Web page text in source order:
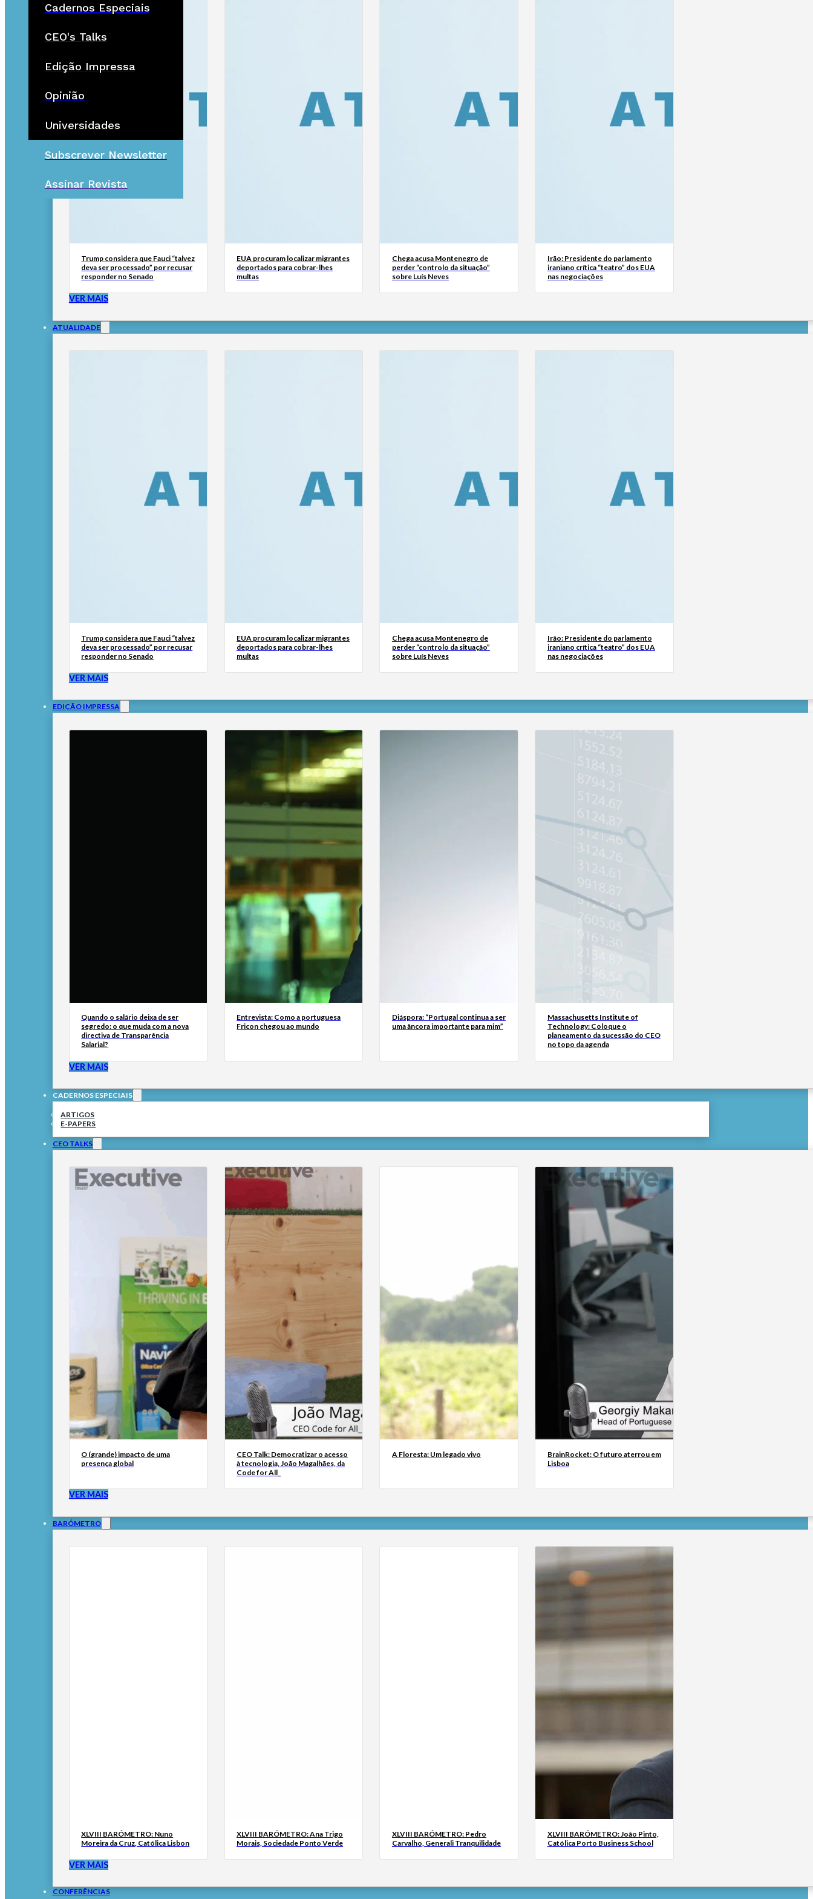
Cadernos Especiais
CEO's Talks
Edição Impressa
Opinião
Universidades
Subscrever Newsletter
Assinar Revista
Trump considera que Fauci “talvez
deva ser processado” por recusar
responder no Senado
EUA procuram localizar migrantes
deportados para cobrar-lhes
multas
Chega acusa Montenegro de
perder “controlo da situação”
sobre Luís Neves
Irão: Presidente do parlamento
iraniano crítica “teatro” dos EUA
nas negociações
VER MAIS
ATUALIDADE
Trump considera que Fauci “talvez
deva ser processado” por recusar
responder no Senado
EUA procuram localizar migrantes
deportados para cobrar-lhes
multas
Chega acusa Montenegro de
perder “controlo da situação”
sobre Luís Neves
Irão: Presidente do parlamento
iraniano crítica “teatro” dos EUA
nas negociações
VER MAIS
EDIÇÃO IMPRESSA
Quando o salário deixa de ser
segredo: o que muda com a nova
directiva de Transparência
Salarial?
Entrevista: Como a portuguesa
Fricon chegou ao mundo
Diáspora: “Portugal continua a ser
uma âncora importante para mim”
Massachusetts Institute of
Technology: Coloque o
planeamento da sucessão do CEO
no topo da agenda
VER MAIS
CADERNOS ESPECIAIS
ARTIGOS
E-PAPERS
CEO TALKS
O (grande) impacto de uma
presença global
CEO Talk: Democratizar o acesso
à tecnologia, João Magalhães, da
Code for All_
A Floresta: Um legado vivo
BrainRocket: O futuro aterrou em
Lisboa
VER MAIS
BARÓMETRO
XLVIII BARÓMETRO: Nuno
Moreira da Cruz, Católica Lisbon
XLVIII BARÓMETRO: Ana Trigo
Morais, Sociedade Ponto Verde
XLVIII BARÓMETRO: Pedro
Carvalho, Generali Tranquilidade
XLVIII BARÓMETRO: João Pinto,
Católica Porto Business School
VER MAIS
CONFERÊNCIAS